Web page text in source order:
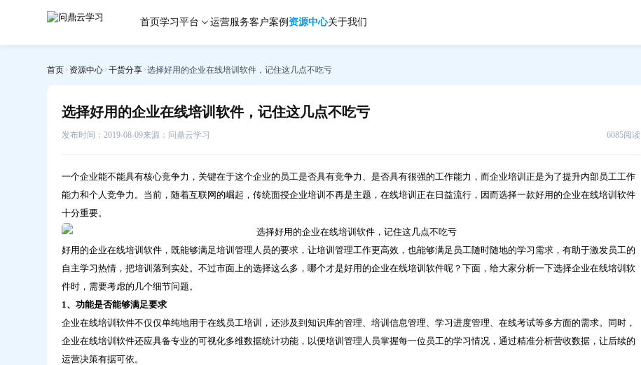
首页学习平台 运营服务客户案例 资源中心关于我们
首页 资源中心 干货分享 选择好用的企业在线培训软件，记住这几点不吃亏
选择好用的企业在线培训软件，记住这几点不吃亏
发布时间：2019-08-09来源：问鼎云学习 6085阅读
一个企业能不能具有核心竞争力，关键在于这个企业的员工是否具有竞争力、是否具有很强的工作能力，而企业培训正是为了提升内部员工工作
能力和个人竞争力。当前，随着互联网的崛起，传统面授企业培训不再是主题，在线培训正在日益流行，因而选择一款好用的企业在线培训软件
十分重要。
好用的企业在线培训软件，既能够满足培训管理人员的要求，让培训管理工作更高效，也能够满足员工随时随地的学习需求，有助于激发员工的
自主学习热情，把培训落到实处。不过市面上的选择这么多，哪个才是好用的企业在线培训软件呢？下面，给大家分析一下选择企业在线培训软
件时，需要考虑的几个细节问题。
1、功能是否能够满足要求
企业在线培训软件不仅仅单纯地用于在线员工培训，还涉及到知识库的管理、培训信息管理、学习进度管理、在线考试等多方面的需求。同时，
企业在线培训软件还应具备专业的可视化多维数据统计功能，以便培训管理人员掌握每一位员工的学习情况，通过精准分析营收数据，让后续的
运营决策有据可依。